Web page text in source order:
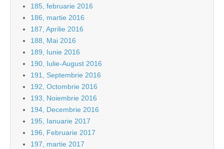
185, februarie 2016
186, martie 2016
187, Aprilie 2016
188, Mai 2016
189, Iunie 2016
190, Iulie-August 2016
191, Septembrie 2016
192, Octombrie 2016
193, Noiembrie 2016
194, Decembrie 2016
195, Ianuarie 2017
196, Februarie 2017
197, martie 2017